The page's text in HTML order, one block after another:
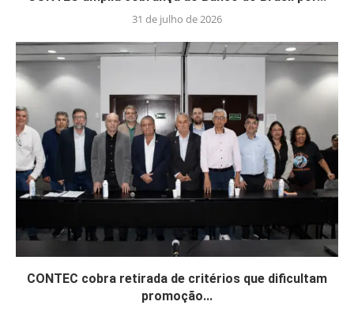
31 de julho de 2026
CONTEC cobra retirada de critérios que dificultam
promoção...